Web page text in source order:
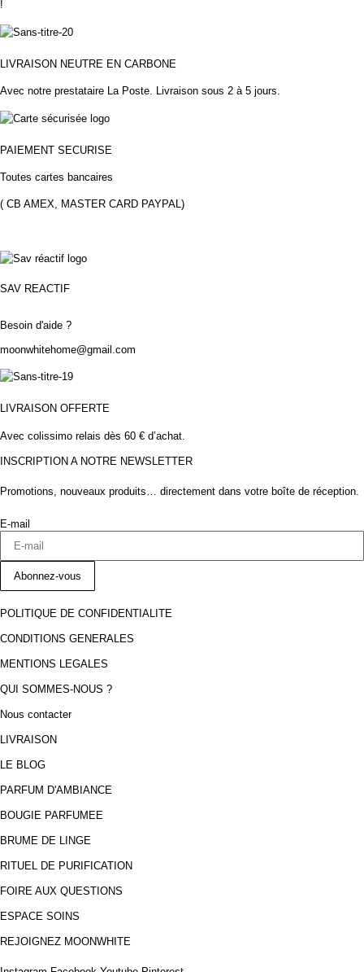
!
LIVRAISON NEUTRE EN CARBONE
Avec notre prestataire La Poste. Livraison sous 2 à 5 jours.
PAIEMENT SECURISE
Toutes cartes bancaires
( CB AMEX, MASTER CARD PAYPAL)
SAV REACTIF
Besoin d'aide ?
moonwhitehome@gmail.com
LIVRAISON OFFERTE
Avec colissimo relais dès 60 € d’achat.
INSCRIPTION A NOTRE NEWSLETTER
Promotions, nouveaux produits… directement dans votre boîte de réception.
E-mail
Abonnez-vous
POLITIQUE DE CONFIDENTIALITE
CONDITIONS GENERALES
MENTIONS LEGALES
QUI SOMMES-NOUS ?
Nous contacter
LIVRAISON
LE BLOG
PARFUM D'AMBIANCE
BOUGIE PARFUMEE
BRUME DE LINGE
RITUEL DE PURIFICATION
FOIRE AUX QUESTIONS
ESPACE SOINS
REJOIGNEZ MOONWHITE